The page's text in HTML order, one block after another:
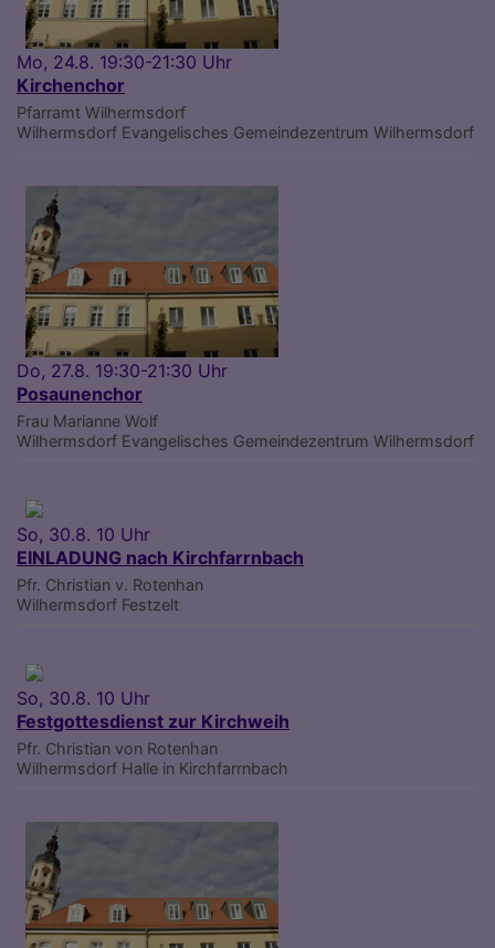
Mo, 24.8. 19:30-21:30 Uhr
Kirchenchor
Pfarramt Wilhermsdorf
Wilhermsdorf Evangelisches Gemeindezentrum Wilhermsdorf
Do, 27.8. 19:30-21:30 Uhr
Posaunenchor
Frau Marianne Wolf
Wilhermsdorf Evangelisches Gemeindezentrum Wilhermsdorf
So, 30.8. 10 Uhr
EINLADUNG nach Kirchfarrnbach
Pfr. Christian v. Rotenhan
Wilhermsdorf Festzelt
So, 30.8. 10 Uhr
Festgottesdienst zur Kirchweih
Pfr. Christian von Rotenhan
Wilhermsdorf Halle in Kirchfarrnbach